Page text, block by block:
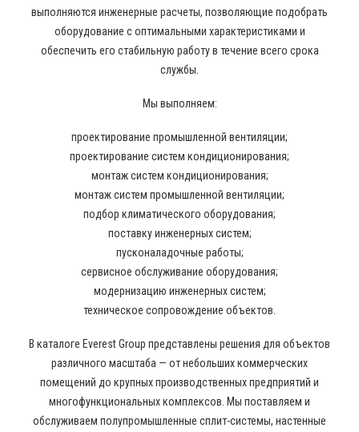
выполняются инженерные расчеты, позволяющие подобрать
оборудование с оптимальными характеристиками и
обеспечить его стабильную работу в течение всего срока
службы.
Мы выполняем:
проектирование промышленной вентиляции;
проектирование систем кондиционирования;
монтаж систем кондиционирования;
монтаж систем промышленной вентиляции;
подбор климатического оборудования;
поставку инженерных систем;
пусконаладочные работы;
сервисное обслуживание оборудования;
модернизацию инженерных систем;
техническое сопровождение объектов.
В каталоге Everest Group представлены решения для объектов
различного масштаба — от небольших коммерческих
помещений до крупных производственных предприятий и
многофункциональных комплексов. Мы поставляем и
обслуживаем полупромышленные сплит-системы, настенные